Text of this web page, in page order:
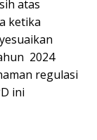
atas
ketika
2024
regulasi
ini